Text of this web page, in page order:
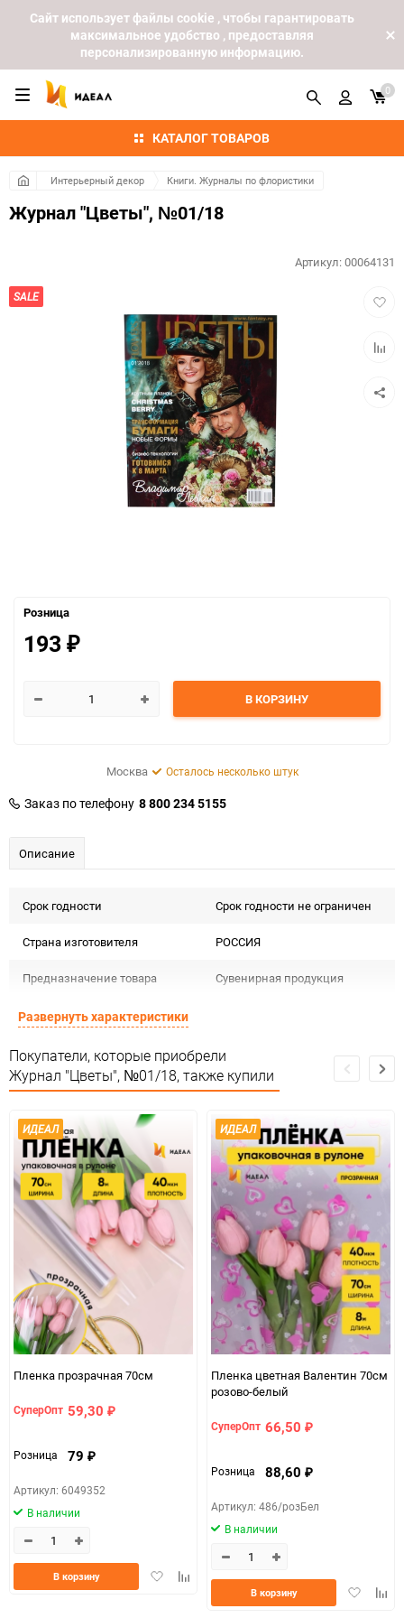
Cайт использует файлы cookie , чтобы гарантировать
максимальное удобство , предоставляя
персонализированную информацию.
КАТАЛОГ ТОВАРОВ
0
Интерьерный декор Книги. Журналы по флористики
Журнал "Цветы", №01/18
SALE
Артикул:00064131
Розница
193 ₽
В КОРЗИНУ
Москва Осталось несколько штук
Заказ по телефону 8 800 234 5155
Описание
Срок годности Срок годности не ограничен
Страна изготовителя РОССИЯ
Предназначение товара Сувенирная продукция
Сертификация
Особые условия Особых условий не требует
Минимальное количество 1
Единица измерения шт
Развернуть характеристики
Покупатели, которые приобрели
Журнал "Цветы", №01/18, также купили
ИДЕАЛ
Пленка прозрачная 70см
СуперОпт 59,30 ₽
Розница 79 ₽
Артикул: 6049352
В наличии
ДобавитьДобавить
сравнению
В корзину
ИДЕАЛ
Пленка цветная Валентин 70см
розово-белый
СуперОпт 66,50 ₽
Розница 88,60 ₽
Артикул: 486/розБел
В наличии
Добавить
В корзину